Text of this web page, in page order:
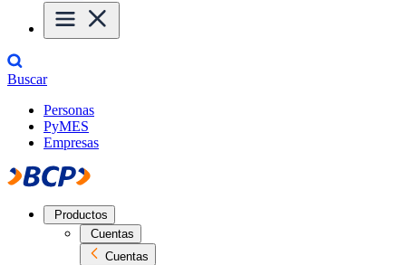
Buscar
Personas
PyMES
Empresas
Productos
Cuentas
Cuentas